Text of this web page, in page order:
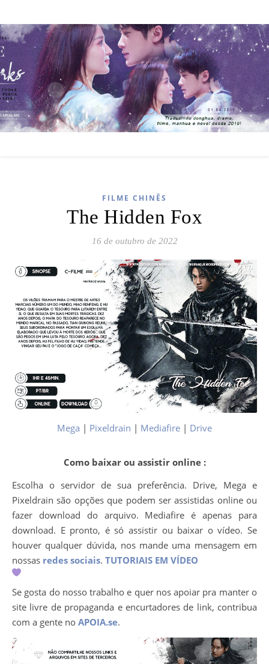
FILME CHINÊS
The Hidden Fox
16 de outubro de 2022
Mega | Pixeldrain | Mediafire | Drive
Como baixar ou assistir online :
Escolha o servidor de sua preferência. Drive, Mega e
Pixeldrain são opções que podem ser assistidas online ou
fazer download do arquivo. Mediafire é apenas para
download. E pronto, é só assistir ou baixar o vídeo. Se
houver qualquer dúvida, nos mande uma mensagem em
nossas redes sociais. TUTORIAIS EM VÍDEO
Se gosta do nosso trabalho e quer nos apoiar pra manter o
site livre de propaganda e encurtadores de link, contribua
com a gente no APOIA.se.